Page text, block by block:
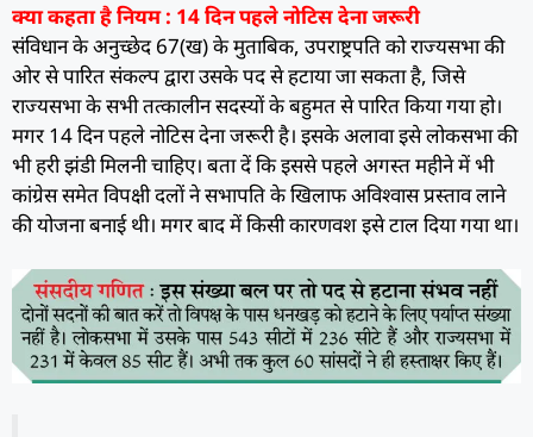
क्या कहता है नियम : 14 दिन पहले नोटिस देना जरूरी
संविधान के अनुच्छेद 67(ख) के मुताबिक, उपराष्ट्रपति को राज्यसभा की
ओर से पारित संकल्प द्वारा उसके पद से हटाया जा सकता है, जिसे
राज्यसभा के सभी तत्कालीन सदस्यों के बहुमत से पारित किया गया हो।
मगर 14 दिन पहले नोटिस देना जरूरी है। इसके अलावा इसे लोकसभा की
भी हरी झंडी मिलनी चाहिए। बता दें कि इससे पहले अगस्त महीने में भी
कांग्रेस समेत विपक्षी दलों ने सभापति के खिलाफ अविश्वास प्रस्ताव लाने
की योजना बनाई थी। मगर बाद में किसी कारणवश इसे टाल दिया गया था।